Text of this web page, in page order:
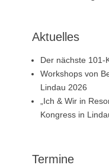
Aktuelles
Der nächste 101-
Workshops von
Lindau 2026
„Ich & Wir in
Kongress in
Termine